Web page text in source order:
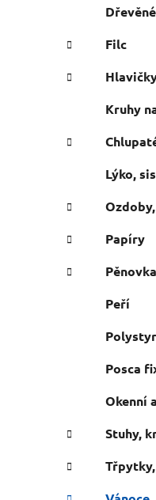
a
e
Filc
Kruhy
Lýko,
Papíry
Pěnovka
Peří
Posca
Okenní
Stuhy,